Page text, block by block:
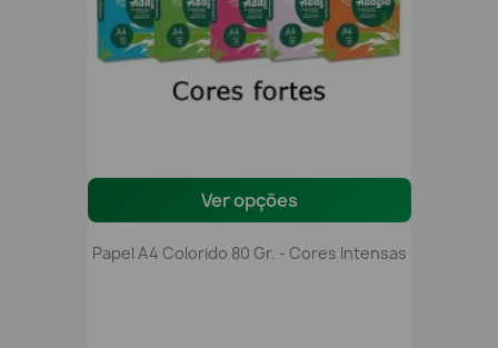
Ver opções
Papel A4 Colorido 80 Gr. - Cores Intensas